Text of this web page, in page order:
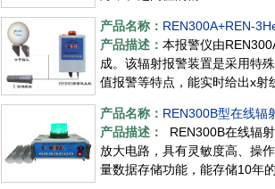
产品名称： REN300A+REN-
产品描述： 本报警仪由
成。该辐射报警装置是采用特
值报警等特点，能实时给出x射
产品名称： REN300B型在线辐
产品描述：
REN300B在线辐
放大电路，具有灵敏度高、操
量数据存储功能，能存储10年